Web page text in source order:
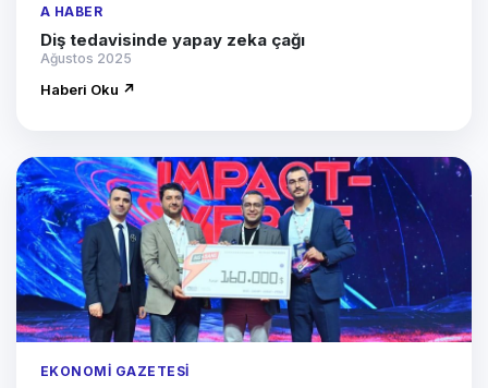
A HABER
Diş tedavisinde yapay zeka çağı
Ağustos 2025
Haberi Oku ↗
EKONOMI GAZETESI